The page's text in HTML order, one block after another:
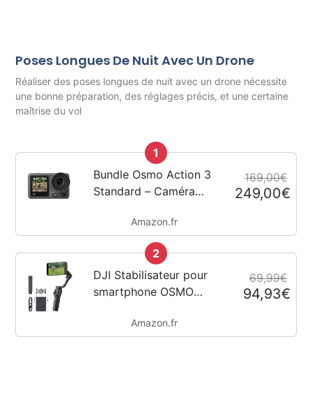
Poses Longues De Nuit Avec Un Drone
Réaliser des poses longues de nuit avec un drone nécessite
une bonne préparation, des réglages précis, et une certaine
maîtrise du vol
1
Bundle Osmo Action 3
Standard – Caméra
super large,
HorizonSteady,
résistant au froid,
longue durée, support
vertical à démontage...
169,00€
249,00€
Amazon.fr
2
DJI Stabilisateur pour
smartphone OSMO
pour téléphones, bras
69,99€
94,93€
Amazon.fr